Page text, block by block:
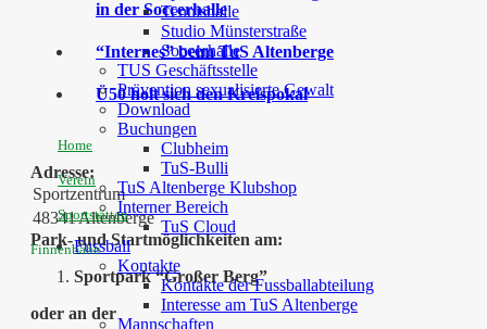
Tennishalle
Studio Münsterstraße
Soccerhalle
TUS Geschäftsstelle
Prävention sexualisierte Gewalt
Download
Buchungen
Clubheim
TuS-Bulli
TuS Altenberge Klubshop
Interner Bereich
TuS Cloud
Fussball
Kontakte
Kontakte der Fussballabteilung
Interesse am TuS Altenberge
Mannschaften
in der Soccerhalle
“Internes” beim TuS Altenberge
Ü50 holt sich den Kreispokal
Home
Verein
Sportstätten
Finnenbahn
Adresse:
Sportzentrum
48341Altenberge
Park- und Startmöglichkeiten am:
Sportpark “Großer Berg”
oder an der